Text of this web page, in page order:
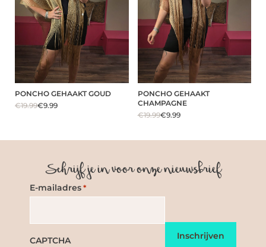
PONCHO GEHAAKT GOUD
€19.99€9.99
PONCHO GEHAAKT
CHAMPAGNE
€19.99€9.99
Schrijf je in voor onze nieuwsbrief
E-mailadres *
CAPTCHA